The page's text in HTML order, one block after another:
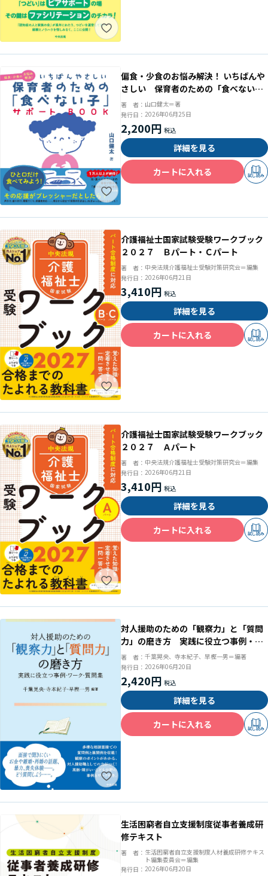
偏食・少食のお悩み解決！ いちばんや
さしい 保育者のための「食べない
子」サポートＢＯＯＫ
著 者： 山口健太＝著
発行日： 2026年06月25日
2,200円
詳細を見る
カートに入れる
試し読み
介護福祉士国家試験受験ワークブック
２０２７ Ｂパート・Ｃパート
著 者： 中央法規介護福祉士受験対策研究会＝編集
発行日： 2026年06月21日
3,410円
詳細を見る
カートに入れる
試し読み
介護福祉士国家試験受験ワークブック
２０２７ Ａパート
著 者： 中央法規介護福祉士受験対策研究会＝編集
発行日： 2026年06月21日
3,410円
詳細を見る
カートに入れる
試し読み
対人援助のための「観察力」と「質問
力」の磨き方 実践に役立つ事例・ワ
ーク・質問集
著 者： 千葉晃央、寺本紀子、早樫一男＝編著
発行日： 2026年06月20日
2,420円
詳細を見る
カートに入れる
試し読み
生活困窮者自立支援制度従事者養成研
修テキスト
著 者： 生活困窮者自立支援制度人材養成研修テキス
ト編集委員会＝編集
発行日： 2026年06月20日